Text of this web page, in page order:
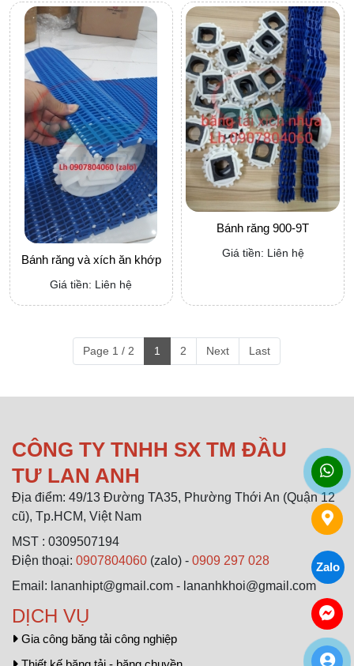
Bánh răng và xích ăn khớp
Giá tiền: Liên hệ
Bánh răng 900-9T
Giá tiền: Liên hệ
Page 1 / 2 1 2 Next Last
CÔNG TY TNHH SX TM ĐẦU
TƯ LAN ANH
Địa điểm: 49/13 Đường TA35, Phường Thới An (Quận 12
cũ), Tp.HCM, Việt Nam
MST : 0309507194
Điện thoại: 0907804060 (zalo) - 0909 297 028
Email: lananhipt@gmail.com - lananhkhoi@gmail.com
DỊCH VỤ
Gia công băng tải công nghiệp
Zalo